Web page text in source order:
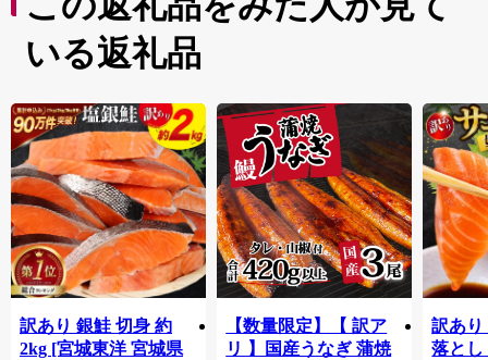
いる返礼品
訳あり 銀鮭 切身 約
2kg [宮城東洋 宮城県
【数量限定】【 訳ア
リ 】国産うなぎ 蒲焼
訳あり
落とし